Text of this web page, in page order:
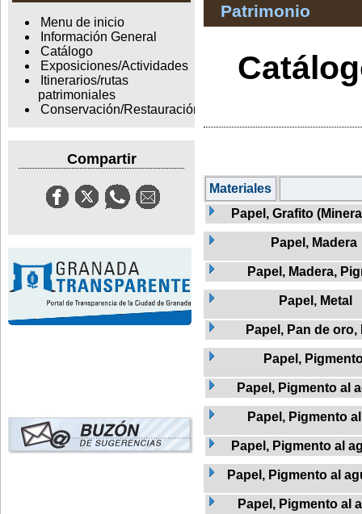
Menu de inicio
Información General
Catálogo
Exposiciones/Actividades
Itinerarios/rutas
patrimoniales
Conservación/Restauración
Compartir
Patrimonio
Materiales
Papel, Grafito
Papel, Madera
Papel, Madera,
Papel, Metal
Papel, Pan de oro,
Papel,
Papel, Pigmento al
Papel, Pigmento
Papel, Pigmento al
Papel, Pigmento al
Papel, Pigmento al